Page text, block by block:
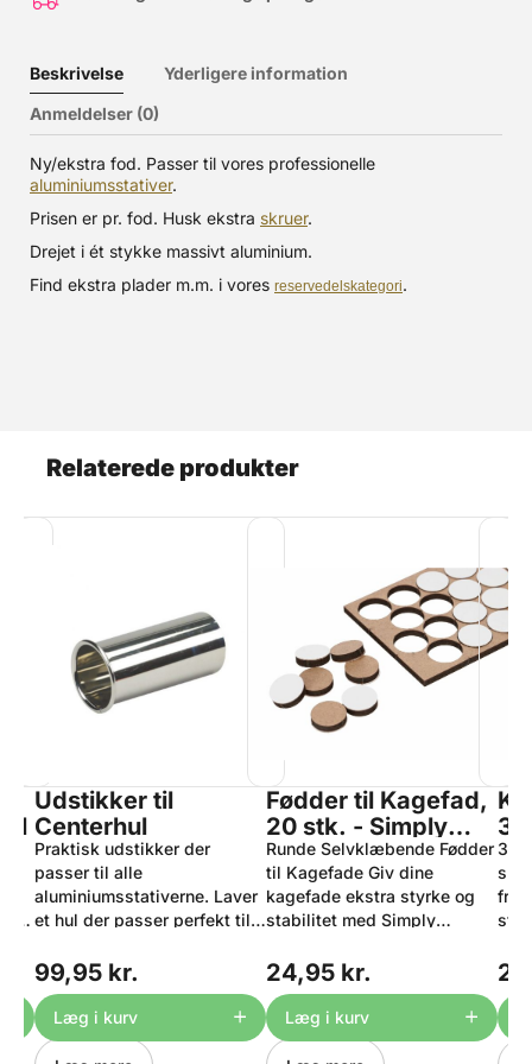
Beskrivelse
Yderligere information
Anmeldelser (0)
Ny/ekstra fod. Passer til vores professionelle
aluminiumsstativer.
Prisen er pr. fod. Husk ekstra skruer.
Drejet i ét stykke massivt aluminium.
Find ekstra plader m.m. i vores reservedelskategori.
Relaterede produkter
Udstikker til
Centerhul
Praktisk udstikker der
passer til alle
aluminiumsstativerne. Laver
et hul der passer perfekt til
kagen. Størrelse på hul ca.:
ø42mm (passer til vores
stativer i alu og plast) Højde
ca. 11cm. Tåler
99,95 kr.
Læg i kurv
Fødder til Kagefad,
20 stk. - Simply
Making
Runde Selvklæbende Fødder
til Kagefade Giv dine
kagefade ekstra styrke og
stabilitet med Simply
Disse praktiske,
selvklæbende fødder sikrer
et stabilt, skridsikkert
underlag, beskytter dine
24,95 kr.
Læg i kurv
3 x
stål
til